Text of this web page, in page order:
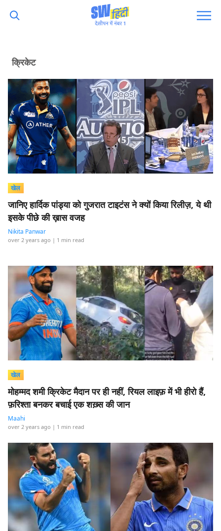
क्रिकेट
खेल
जानिए हार्दिक पांड्या को गुजरात टाइटंस ने क्यों किया रिलीज़, ये थी
इसके पीछे की ख़ास वजह
Nikita Panwar
over 2 years ago | 1 min read
खेल
मोहम्मद शमी क्रिकेट मैदान पर ही नहीं, रियल लाइफ़ में भी हीरो हैं,
फ़रिश्ता बनकर बचाई एक शख़्स की जान
Maahi
over 2 years ago | 1 min read